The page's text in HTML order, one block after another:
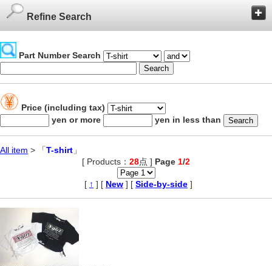
Refine Search
Part Number Search
Price (including tax)
yen or more
yen in less than
All item > 「T-shirt 」
[ Products： 28点 ] Page 1/2
[ ↑ ] [ New ] [ Side-by-side ]